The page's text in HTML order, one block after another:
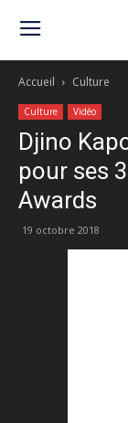
Accueil Culture
Culture Vidéo
Djino
pour ses
Awards
19 octobre 2018